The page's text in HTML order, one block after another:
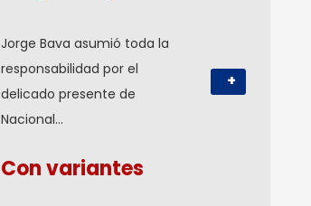
Jorge Bava asumió toda la
responsabilidad por el
delicado presente de
Nacional…
+
Con variantes